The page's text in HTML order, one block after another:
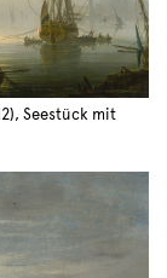
Seestück mit